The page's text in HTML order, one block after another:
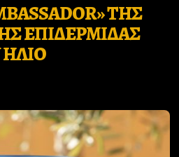
ΤΗΣ
ΕΠΙΔΕΡΜΙΔΑΣ